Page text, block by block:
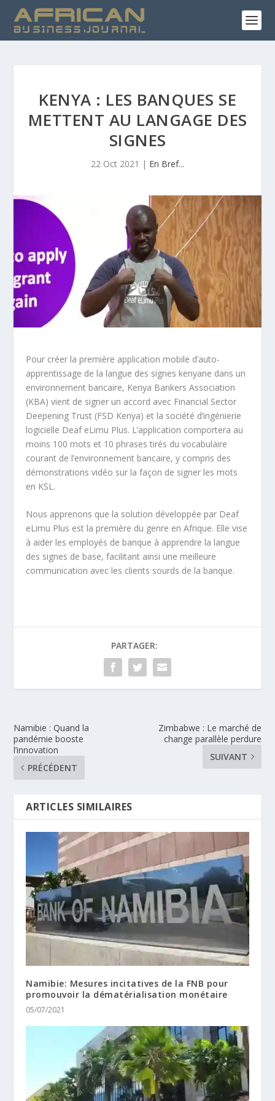
KENYA : LES BANQUES SE
METTENT AU LANGAGE DES
SIGNES
22 Oct 2021 | En Bref...
Pour créer la première application mobile d’auto-
apprentissage de la langue des signes kenyane dans un
environnement bancaire, Kenya Bankers Association
(KBA) vient de signer un accord avec Financial Sector
Deepening Trust (FSD Kenya) et la société d’ingénierie
logicielle Deaf eLimu Plus. L’application comportera au
moins 100 mots et 10 phrases tirés du vocabulaire
courant de l’environnement bancaire, y compris des
démonstrations vidéo sur la façon de signer les mots
en KSL.
Nous apprenons que la solution développée par Deaf
eLimu Plus est la première du genre en Afrique. Elle vise
à aider les employés de banque à apprendre la langue
des signes de base, facilitant ainsi une meilleure
communication avec les clients sourds de la banque.
PARTAGER:
Namibie : Quand la
pandémie booste
l’innovation
PRÉCÉDENT
Zimbabwe : Le marché de
change parallèle perdure
SUIVANT
ARTICLES SIMILAIRES
Namibie: Mesures incitatives de la FNB pour
promouvoir la dématérialisation monétaire
05/07/2021